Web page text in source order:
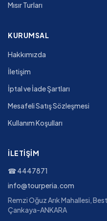
Mısır Turları
KURUMSAL
Hakkımızda
İletişim
İptal ve İade Şartları
Mesafeli Satış Sözleşmesi
Kullanım Koşulları
İLETIŞIM
☎4447871
info@tourperia.com
Remzi Oğuz Arık Mahallesi,
Çankaya-ANKARA